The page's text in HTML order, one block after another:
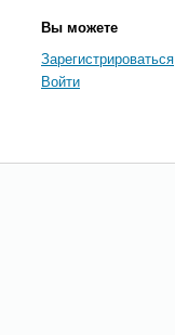
Вы можете
Зарегистрироваться
Войти